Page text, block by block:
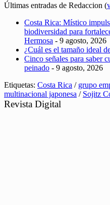
Últimas entradas de Redaccion (
Costa Rica: Místico
biodiversidad para
Hermosa - 9 agosto, 2026
¿Cuál es el tamaño ideal
Cinco señales para saber
peinado - 9 agosto, 2026
Etiquetas: Costa Rica / grupo
multinacional japonesa / Sojitz
Revista Digital